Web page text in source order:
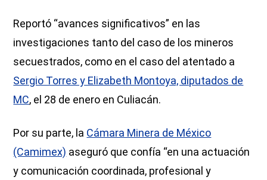
Reportó “avances significativos” en las
investigaciones tanto del caso de los mineros
secuestrados, como en el caso del atentado a
Sergio Torres y Elizabeth Montoya, diputados de
MC, el 28 de enero en Culiacán.
Por su parte, la Cámara Minera de México
(Camimex) aseguró que confía “en una actuación
y comunicación coordinada, profesional y